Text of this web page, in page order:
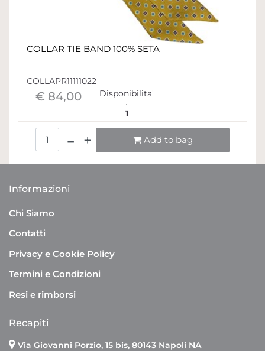
COLLAR TIE BAND 100% SETA
COLLAPR11111022
€ 84,00 Disponibilita'
1
Add to bag
Informazioni
Chi Siamo
Contatti
Privacy e Cookie Policy
Termini e Condizioni
Resi e rimborsi
Recapiti
Via Giovanni Porzio, 15 bis, 80143 Napoli NA